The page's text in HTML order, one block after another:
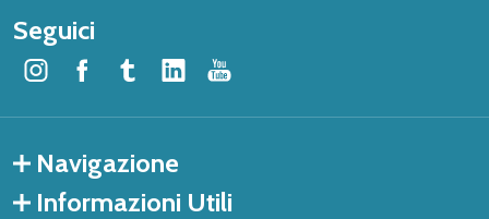
Seguici
Navigazione
Informazioni Utili